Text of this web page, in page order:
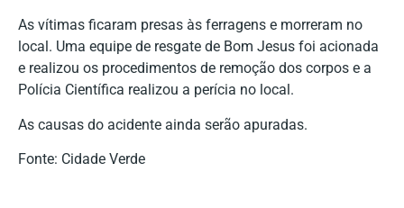
As vítimas ficaram presas às ferragens e morreram no
local. Uma equipe de resgate de Bom Jesus foi acionada
e realizou os procedimentos de remoção dos corpos e a
Polícia Científica realizou a perícia no local.
As causas do acidente ainda serão apuradas.
Fonte: Cidade Verde